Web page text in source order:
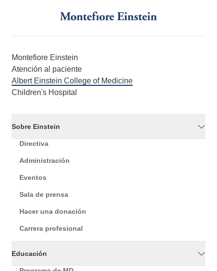
Montefiore Einstein
Atención al paciente
Albert Einstein College of Medicine
Children's Hospital
Sobre Einstein
Directiva
Administración
Eventos
Sala de prensa
Hacer una donación
Carrera profesional
Educación